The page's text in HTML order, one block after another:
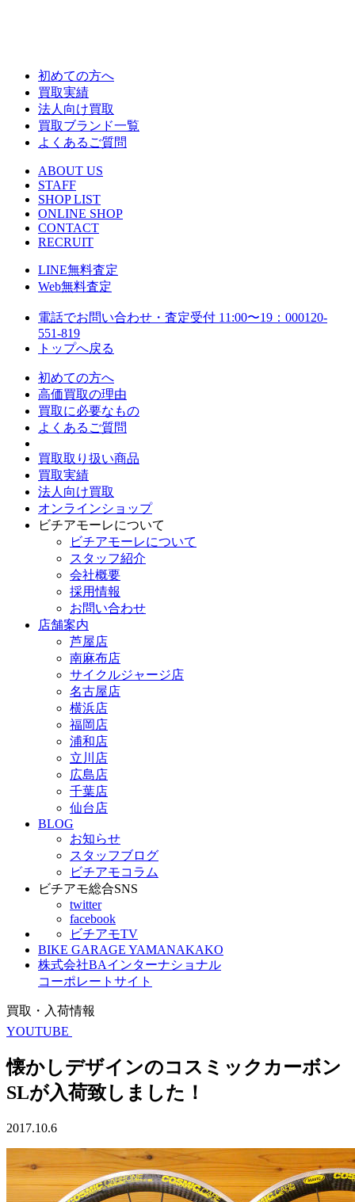
初めての方へ
買取実績
法人向け買取
買取ブランド一覧
よくあるご質問
ABOUT US
STAFF
SHOP LIST
ONLINE SHOP
CONTACT
RECRUIT
LINE無料査定
Web無料査定
電話でお問い合わせ・査定受付 11:00〜19：000120-
551-819
トップへ戻る
初めての方へ
高価買取の理由
買取に必要なもの
よくあるご質問
買取取り扱い商品
買取実績
法人向け買取
オンラインショップ
ビチアモーレについて
ビチアモーレについて
スタッフ紹介
会社概要
採用情報
お問い合わせ
店舗案内
芦屋店
南麻布店
サイクルジャージ店
名古屋店
横浜店
福岡店
浦和店
立川店
広島店
千葉店
仙台店
BLOG
お知らせ
スタッフブログ
ビチアモコラム
ビチアモ総合SNS
twitter
facebook
ビチアモTV
BIKE GARAGE YAMANAKAKO
株式会社BAインターナショナル
コーポレートサイト
買取・入荷情報
YOUTUBE
懐かしデザインのコスミックカーボン
SLが入荷致しました！
2017.10.6